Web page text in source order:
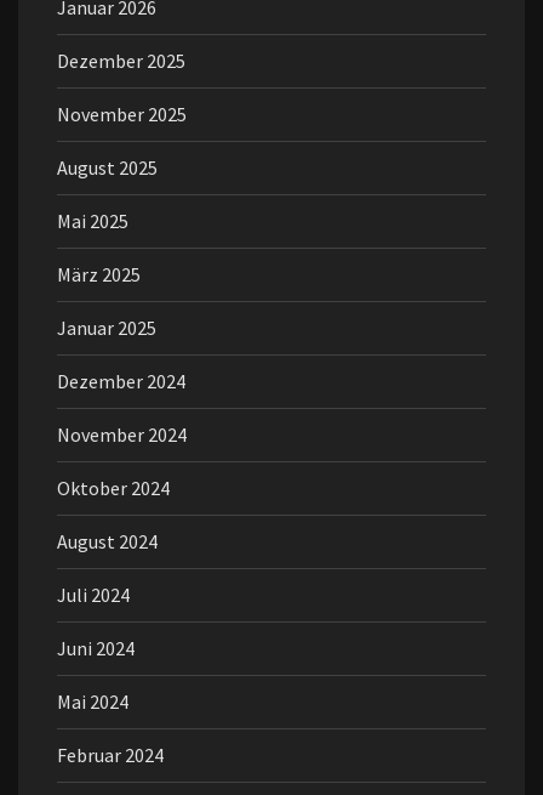
Januar 2026
Dezember 2025
November 2025
August 2025
Mai 2025
März 2025
Januar 2025
Dezember 2024
November 2024
Oktober 2024
August 2024
Juli 2024
Juni 2024
Mai 2024
Februar 2024